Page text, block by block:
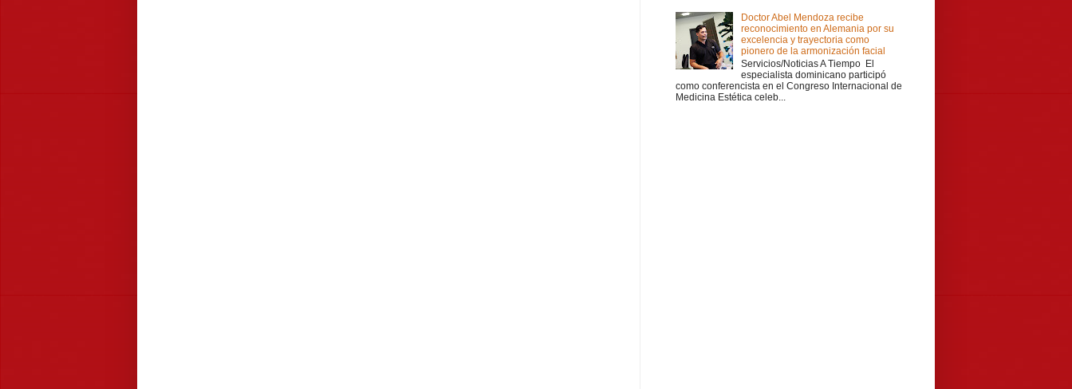
Doctor Abel Mendoza recibe
reconocimiento en Alemania por su
excelencia y trayectoria como
pionero de la armonización facial
Servicios/Noticias A Tiempo El
especialista dominicano participó
como conferencista en el Congreso Internacional de
Medicina Estética celeb...